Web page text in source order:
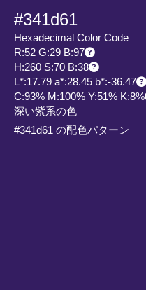
#341d61
Hexadecimal Color Code
R:52 G:29 B:97
H:260 S:70 B:38
L*:17.79 a*:28.45 b*:-36.47
C:93% M:100% Y:51% K:8%
深い紫系の色
#341d61 の配色パターン